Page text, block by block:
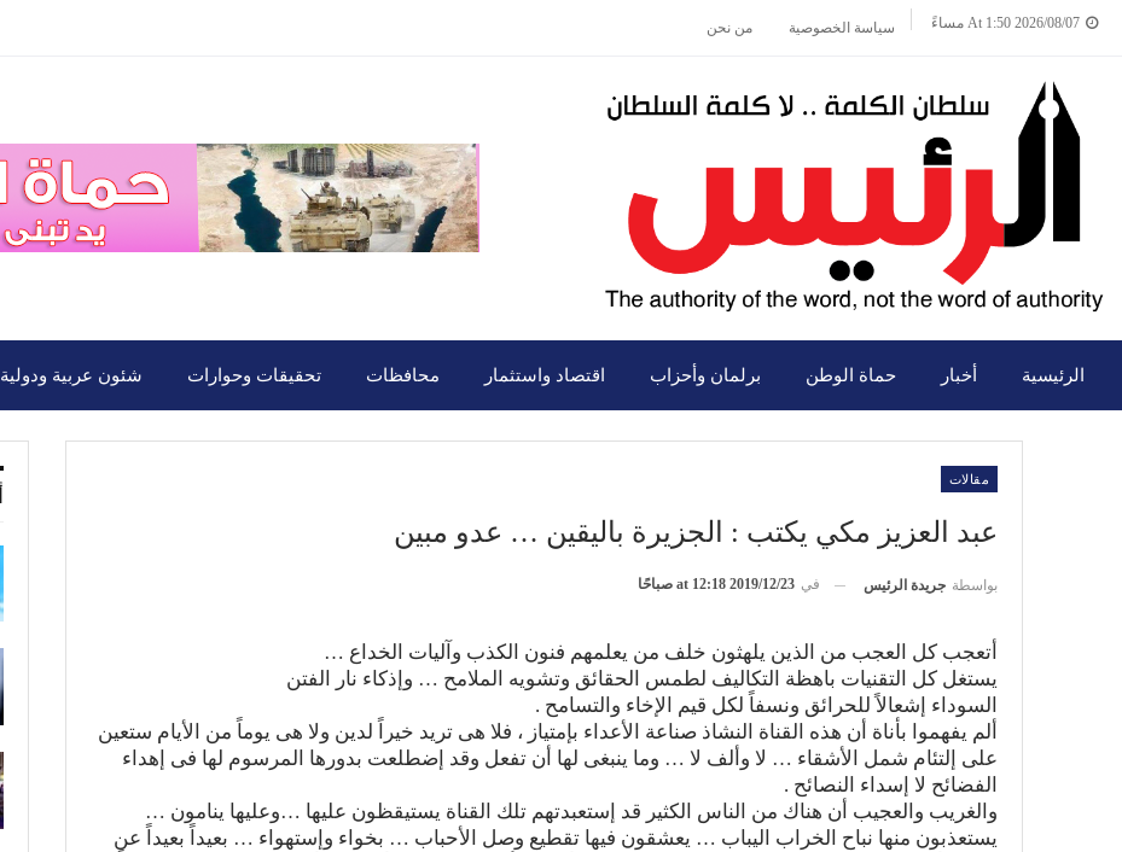
2026/08/07 At 1:50 مساءً سياسة الخصوصية من نحن
الرئيسية أخبار حماة الوطن برلمان وأحزاب اقتصاد واستثمار محافظات تحقيقات وحوارات شئون عربية ودولية
مقالات
عبد العزيز مكي يكتب : الجزيرة باليقين … عدو مبين
بواسطة جريدة الرئيس في 2019/12/23 at 12:18 صباحًا
أتعجب كل العجب من الذين يلهثون خلف من يعلمهم فنون الكذب وآليات الخداع …
يستغل كل التقنيات باهظة التكاليف لطمس الحقائق وتشويه الملامح … وإذكاء نار الفتن
السوداء إشعالاً للحرائق ونسفاً لكل قيم الإخاء والتسامح .
ألم يفهموا بأناة أن هذه القناة النشاذ صناعة الأعداء بإمتياز ، فلا هى تريد خيراً لدين ولا هى يوماً من الأيام ستعين
على إلتئام شمل الأشقاء … لا وألف لا … وما ينبغى لها أن تفعل وقد إضطلعت بدورها المرسوم لها فى إهداء
الفضائح لا إسداء النصائح .
والغريب والعجيب أن هناك من الناس الكثير قد إستعبدتهم تلك القناة يستيقظون عليها …وعليها ينامون …
يستعذبون منها نباح الخراب اليباب … يعشقون فيها تقطيع وصل الأحباب … بخواء وإستهواء … بعيداً بعيداً عن